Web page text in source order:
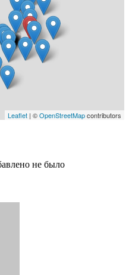
Leaflet | ©OpenStreetMapcontributors
не было